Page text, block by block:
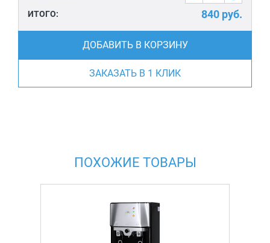
ИТОГО: 840 руб.
ДОБАВИТЬ В КОРЗИНУ
ЗАКАЗАТЬ В 1 КЛИК
ПОХОЖИЕ ТОВАРЫ